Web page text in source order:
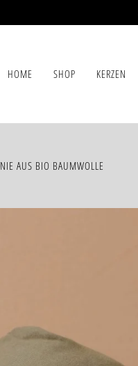
HOME SHOP KERZEN
AUS BIO BAUMWOLLE